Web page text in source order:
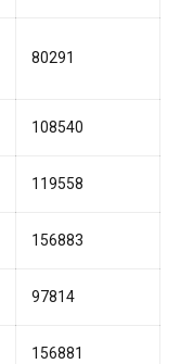
80291
108540
119558
156883
97814
156881